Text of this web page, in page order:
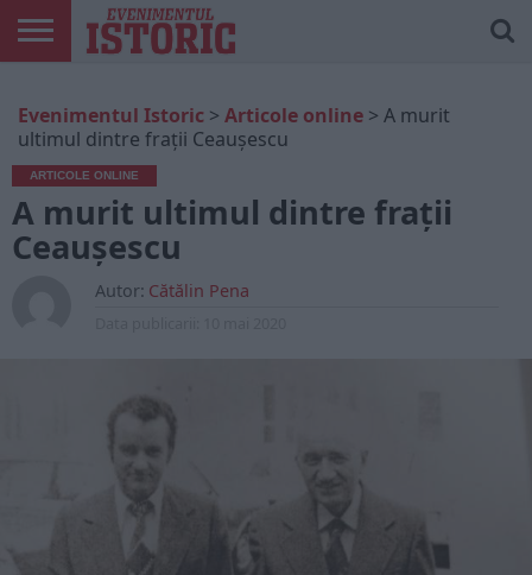
ONLINE
EDIȚII
TIPĂRITE
ISTORIC
PLAY
CONTUL
MEU
Evenimentul Istoric > Articole online > A murit
ultimul dintre frații Ceaușescu
ARTICOLE ONLINE
A murit ultimul dintre frații
Ceaușescu
Autor: Cătălin Pena